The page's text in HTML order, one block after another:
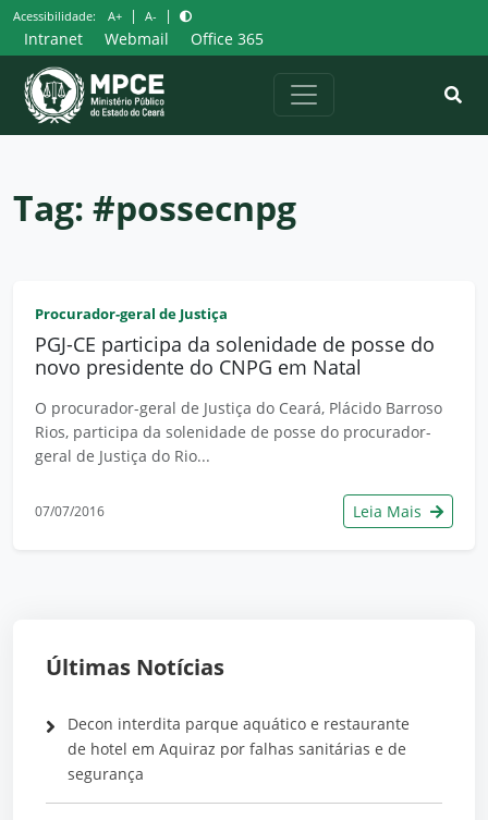
Pular
para
o
conteúdo
Acessibilidade: A+ | A- |
Intranet Webmail Office 365
Tag: #possecnpg
Procurador-geral de Justiça
PGJ-CE participa da solenidade de posse do
novo presidente do CNPG em Natal
O procurador-geral de Justiça do Ceará, Plácido Barroso
Rios, participa da solenidade de posse do procurador-
geral de Justiça do Rio...
07/07/2016 Leia Mais
Últimas Notícias
Decon interdita parque aquático e restaurante
de hotel em Aquiraz por falhas sanitárias e de
segurança